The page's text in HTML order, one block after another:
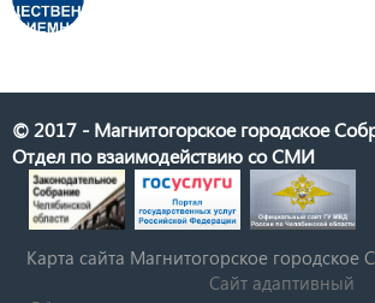
© 2017 - Магнитогорское городское
Отдел по взаимодействию со СМИ
Карта сайта Магнитогорское городское
Сайт адаптивный